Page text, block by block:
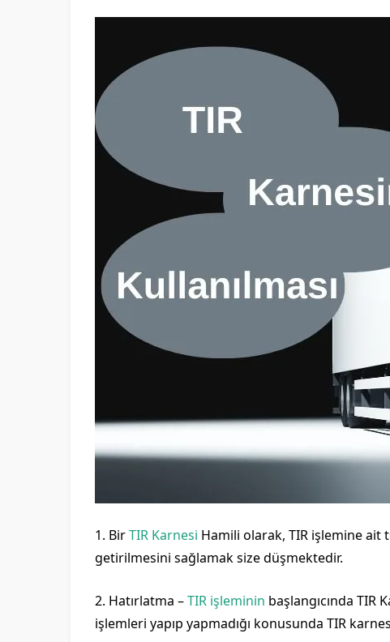
1. BirTIR Karnesi Hamili olarak, TIR işlemine
getirilmesini sağlamak size düşmektedir.
2. Hatırlatma –TIR işleminin başlangıcında
işlemleri yapıp yapmadığı konusunda TIR